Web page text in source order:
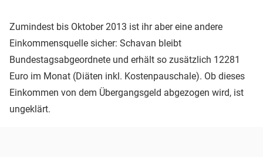
Zumindest bis Oktober 2013 ist ihr aber eine andere
Einkommensquelle sicher: Schavan bleibt
Bundestagsabgeordnete und erhält so zusätzlich 12281
Euro im Monat (Diäten inkl. Kostenpauschale). Ob dieses
Einkommen von dem Übergangsgeld abgezogen wird, ist
ungeklärt.